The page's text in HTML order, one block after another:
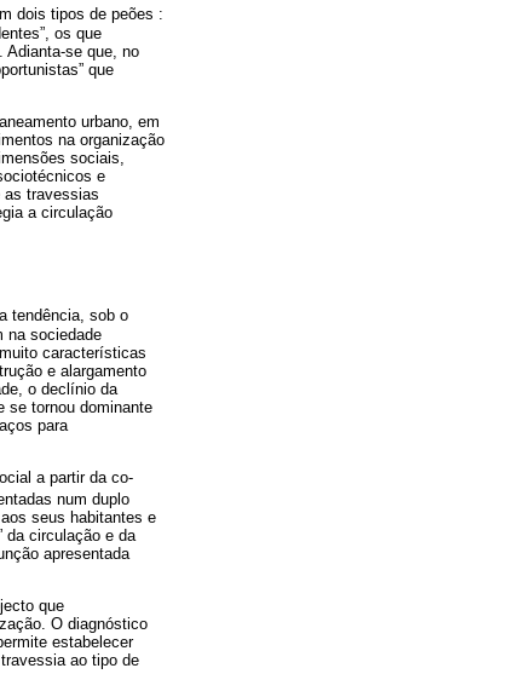
dois tipos de peões :
os que
Adianta-se que, no
que
urbano, em
na organização
sociais,
e
as travessias
a circulação
tendência, sob o
na sociedade
características
e alargamento
o declínio da
se tornou dominante
para
a partir da co-
num duplo
seus habitantes e
da circulação e da
apresentada
que
O diagnóstico
estabelecer
ao tipo de